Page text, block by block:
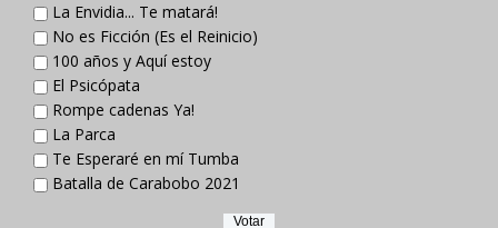
La Envidia... Te matará!
No es Ficción (Es el Reinicio)
100 años y Aquí estoy
El Psicópata
Rompe cadenas Ya!
La Parca
Te Esperaré en mí Tumba
Batalla de Carabobo 2021